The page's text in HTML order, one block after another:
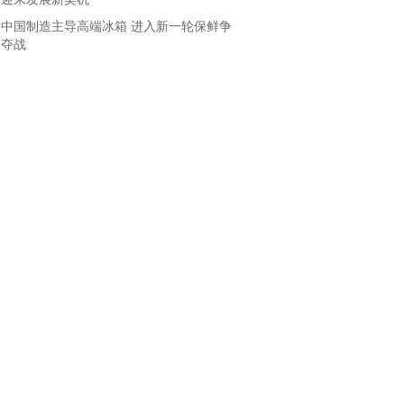
中国制造主导高端冰箱 进入新一轮保鲜争
夺战